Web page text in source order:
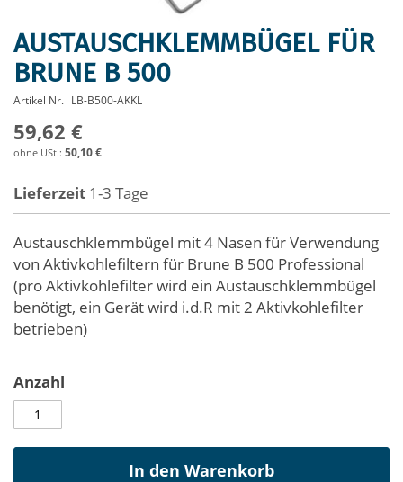
Zum
Anfang
der
Bildergalerie
springen
AUSTAUSCHKLEMMBÜGEL FÜR
BRUNE B 500
Artikel Nr. LB-B500-AKKL
59,62 €
50,10 €
Lieferzeit 1-3 Tage
Austauschklemmbügel mit 4 Nasen für Verwendung
von Aktivkohlefiltern für Brune B 500 Professional
(pro Aktivkohlefilter wird ein Austauschklemmbügel
benötigt, ein Gerät wird i.d.R mit 2 Aktivkohlefilter
betrieben)
Anzahl
In den Warenkorb